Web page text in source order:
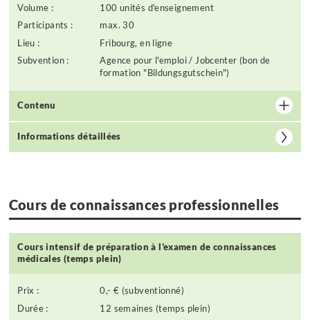
Volume :
100 unités d'enseignement
Participants :
max. 30
Lieu :
Fribourg, en ligne
Subvention :
Agence pour l'emploi / Jobcenter (bon de
formation "Bildungsgutschein")
Contenu
Informations détaillées
Cours de connaissances professionnelles
Cours intensif de préparation à l’examen de connaissances
médicales (temps plein)
Prix :
0,- € (subventionné)
Durée :
12 semaines (temps plein)